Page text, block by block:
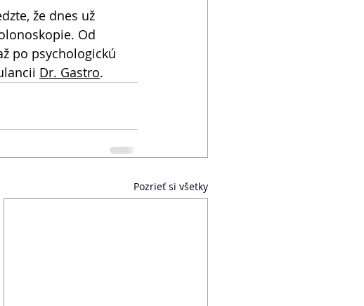
že dnes už
Od
po psychologickú
Dr. Gastro.
Pozrieť si všetky